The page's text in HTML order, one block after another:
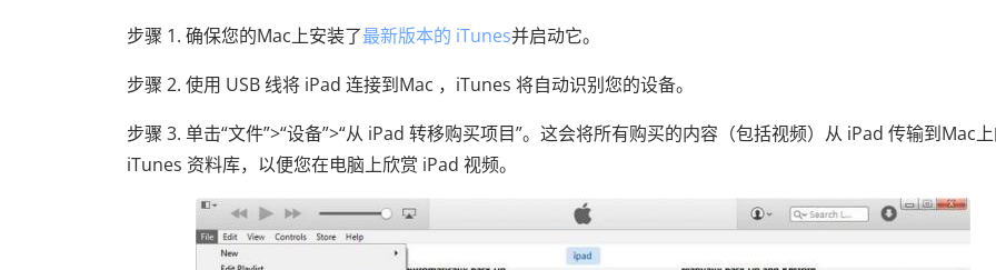
步骤 1. 确保您的Mac上安装了最新版本的 iTunes并启动它。
步骤 2. 使用 USB 线将 iPad 连接到Mac ，iTunes 将自动识别您的设备。
步骤 3. 单击“文件”>“设备”>“从 iPad 转移购买项目”。这会将所有购买的内容（包括视频）从 iPad 传输到Mac
iTunes 资料库，以便您在电脑上欣赏 iPad 视频。